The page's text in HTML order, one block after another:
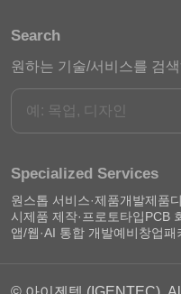
Search
원하는 기술/서비스를 검
Specialized Services
원스톱 서비스·제품개발제품
시제품 제작·프로토타입 PCB
앱/웹·AI 통합 개발예비창업패